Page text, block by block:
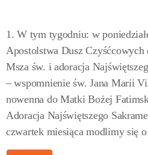
1. W tym tygodniu: w
Apostolstwa Dusz Czyśćcowych
Msza św. i adoracja
– wspomnienie św. Jana Marii
nowenna do Matki Bożej
Adoracja Najświętszego
czwartek miesiąca modlimy się